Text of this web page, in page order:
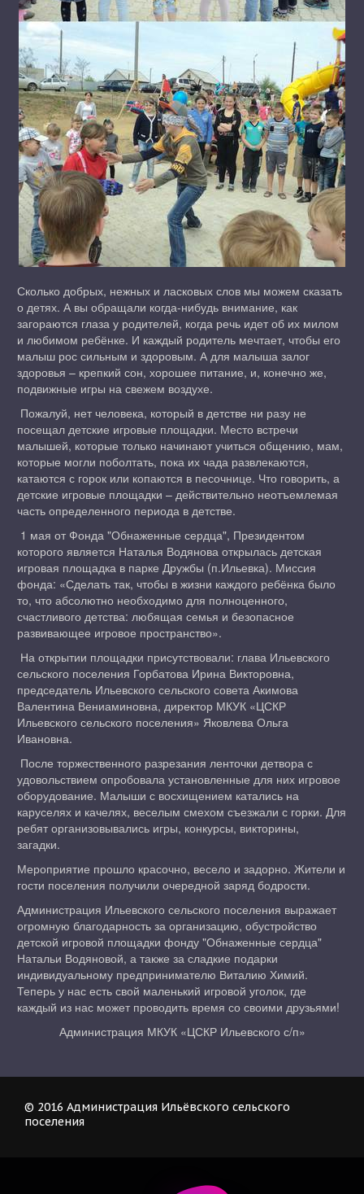
Сколько добрых, нежных и ласковых слов мы можем сказать
о детях. А вы обращали когда-нибудь внимание, как
загораются глаза у родителей, когда речь идет об их милом
и любимом ребёнке. И каждый родитель мечтает, чтобы его
малыш рос сильным и здоровым. А для малыша залог
здоровья – крепкий сон, хорошее питание, и, конечно же,
подвижные игры на свежем воздухе.
Пожалуй, нет человека, который в детстве ни разу не
посещал детские игровые площадки. Место встречи
малышей, которые только начинают учиться общению, мам,
которые могли поболтать, пока их чада развлекаются,
катаются с горок или копаются в песочнице. Что говорить, а
детские игровые площадки – действительно неотъемлемая
часть определенного периода в детстве.
1 мая от Фонда "Обнаженные сердца", Президентом
которого является Наталья Водянова открылась детская
игровая площадка в парке Дружбы (п.Ильевка). Миссия
фонда: «Сделать так, чтобы в жизни каждого ребёнка было
то, что абсолютно необходимо для полноценного,
счастливого детства: любящая семья и безопасное
развивающее игровое пространство».
На открытии площадки присутствовали: глава Ильевского
сельского поселения Горбатова Ирина Викторовна,
председатель Ильевского сельского совета Акимова
Валентина Вениаминовна, директор МКУК «ЦСКР
Ильевского сельского поселения» Яковлева Ольга
Ивановна.
После торжественного разрезания ленточки детвора с
удовольствием опробовала установленные для них игровое
оборудование. Малыши с восхищением катались на
каруселях и качелях, веселым смехом съезжали с горки. Для
ребят организовывались игры, конкурсы, викторины,
загадки.
Мероприятие прошло красочно, весело и задорно. Жители и
гости поселения получили очередной заряд бодрости.
Администрация Ильевского сельского поселения выражает
огромную благодарность за организацию, обустройство
детской игровой площадки фонду "Обнаженные сердца"
Натальи Водяновой, а также за сладкие подарки
индивидуальному предпринимателю Виталию Химий.
Теперь у нас есть свой маленький игровой уголок, где
каждый из нас может проводить время со своими друзьями!
Администрация МКУК «ЦСКР Ильевского с/п»
© 2016 Администрация Ильёвского сельского
поселения